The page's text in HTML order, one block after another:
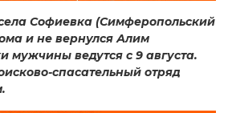
Софиевка (Симферопольский
и не вернулся Алим
мужчины ведутся с 9 августа.
спасательный отряд